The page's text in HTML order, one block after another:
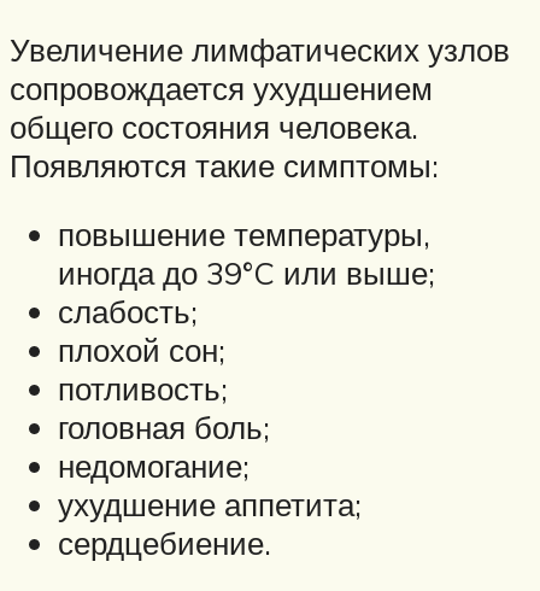
Увеличение лимфатических узлов
сопровождается ухудшением
общего состояния человека.
Появляются такие симптомы:
повышение температуры,
иногда до 39°C или выше;
слабость;
плохой сон;
потливость;
головная боль;
недомогание;
ухудшение аппетита;
сердцебиение.